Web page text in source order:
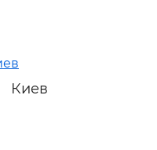
Киев